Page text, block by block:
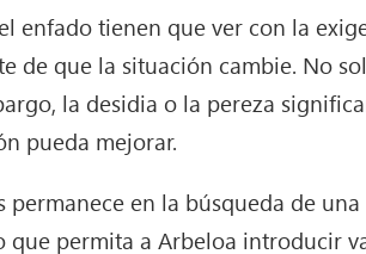
enfado tienen que ver con la
de que la situación cambie. No
la desidia o la pereza
pueda mejorar.
en la búsqueda de
que permita a Arbeloa introducir